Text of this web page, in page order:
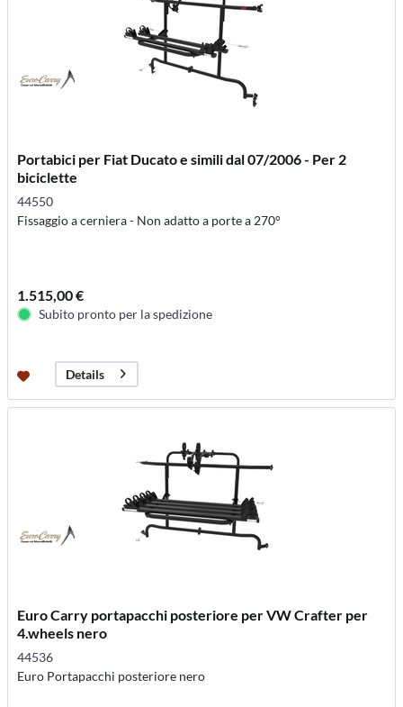
Portabici per Fiat Ducato e simili dal 07/2006 - Per 2
biciclette
44550
Fissaggio a cerniera - Non adatto a porte a 270°
1.515,00 €
Subito pronto per la spedizione
Details
Euro Carry portapacchi posteriore per VW Crafter per
4.wheels nero
44536
Euro Portapacchi posteriore nero